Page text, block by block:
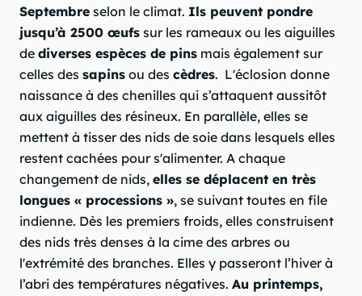
Septembre selon le climat. Ils peuvent pondre
jusqu’à 2500 œufs sur les rameaux ou les aiguilles
de diverses espèces de pins mais également sur
celles des sapins ou des cèdres. L'éclosion donne
naissance à des chenilles qui s’attaquent aussitôt
aux aiguilles des résineux. En parallèle, elles se
mettent à tisser des nids de soie dans lesquels elles
restent cachées pour s'alimenter. A chaque
changement de nids, elles se déplacent en très
longues « processions », se suivant toutes en file
indienne. Dès les premiers froids, elles construisent
des nids très denses à la cime des arbres ou
l'extrémité des branches. Elles y passeront l’hiver à
l’abri des températures négatives. Au printemps,